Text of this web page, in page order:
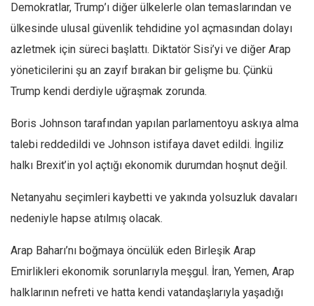
Demokratlar, Trump’ı diğer ülkelerle olan temaslarından ve
ülkesinde ulusal güvenlik tehdidine yol açmasından dolayı
azletmek için süreci başlattı. Diktatör Sisi’yi ve diğer Arap
yöneticilerini şu an zayıf bırakan bir gelişme bu. Çünkü
Trump kendi derdiyle uğraşmak zorunda.
Boris Johnson tarafından yapılan parlamentoyu askıya alma
talebi reddedildi ve Johnson istifaya davet edildi. İngiliz
halkı Brexit’in yol açtığı ekonomik durumdan hoşnut değil.
Netanyahu seçimleri kaybetti ve yakında yolsuzluk davaları
nedeniyle hapse atılmış olacak.
Arap Baharı’nı boğmaya öncülük eden Birleşik Arap
Emirlikleri ekonomik sorunlarıyla meşgul. İran, Yemen, Arap
halklarının nefreti ve hatta kendi vatandaşlarıyla yaşadığı